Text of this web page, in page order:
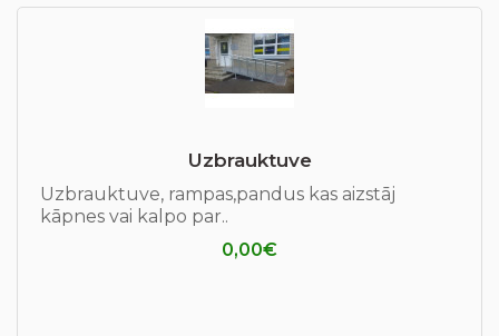
Uzbrauktuve
Uzbrauktuve, rampas,pandus kas aizstāj
kāpnes vai kalpo par..
0,00€